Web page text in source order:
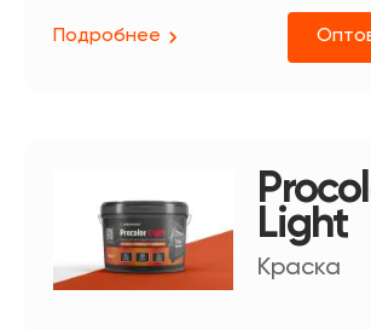
Подробнее
Light
Краска